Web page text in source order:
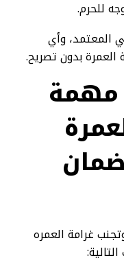
للحرم.
المعتمد، وأي
بدون تصريح.
مهمة
غرامة العمره